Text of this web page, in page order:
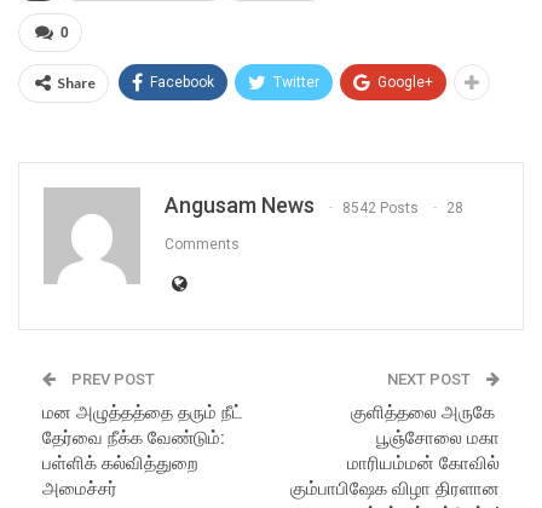
0
Share Facebook Twitter Google+
Angusam News 8542 Posts 28
Comments
PREV POST
மன அழுத்தத்தை தரும் நீட்
தேர்வை நீக்க வேண்டும்:
பள்ளிக் கல்வித்துறை
அமைச்சர்
NEXT POST
குளித்தலை அருகே
பூஞ்சோலை மகா
மாரியம்மன் கோவில்
கும்பாபிஷேக விழா திரளான